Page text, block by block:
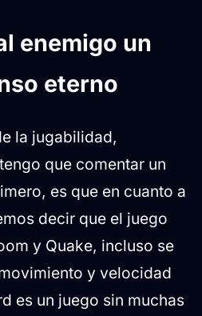
enemigo un
eterno
la jugabilidad,
que comentar un
es que en cuanto a
decir que el juego
y Quake, incluso se
y velocidad
es un juego sin muchas